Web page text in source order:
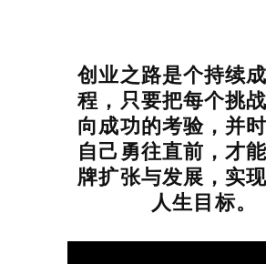
创业之路是个持续
程，只要把每个挑
向成功的考验，并
自己勇往直前，才
牌扩张与发展，实
人生目标。